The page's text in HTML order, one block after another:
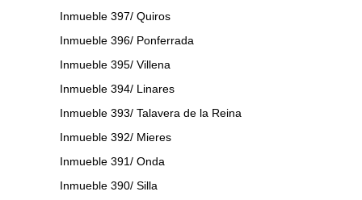
Inmueble 397/ Quiros
Inmueble 396/ Ponferrada
Inmueble 395/ Villena
Inmueble 394/ Linares
Inmueble 393/ Talavera de la Reina
Inmueble 392/ Mieres
Inmueble 391/ Onda
Inmueble 390/ Silla